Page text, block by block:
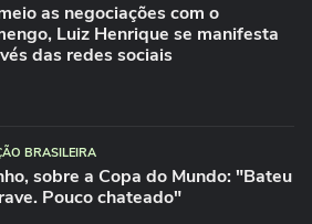
as negociações com o
Luiz Henrique se manifesta
das redes sociais
BRASILEIRA
sobre a Copa do Mundo: "Bateu
Pouco chateado"